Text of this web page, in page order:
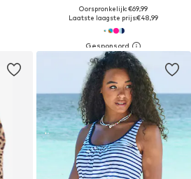
Oorspronkelijk: €69,99
Laatste laagste prijs:€48,99